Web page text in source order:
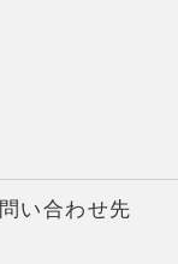
問い合わせ先